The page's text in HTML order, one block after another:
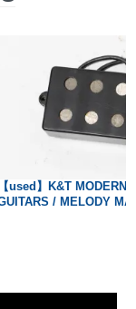
【used】K&T MODERN
/ MELODY